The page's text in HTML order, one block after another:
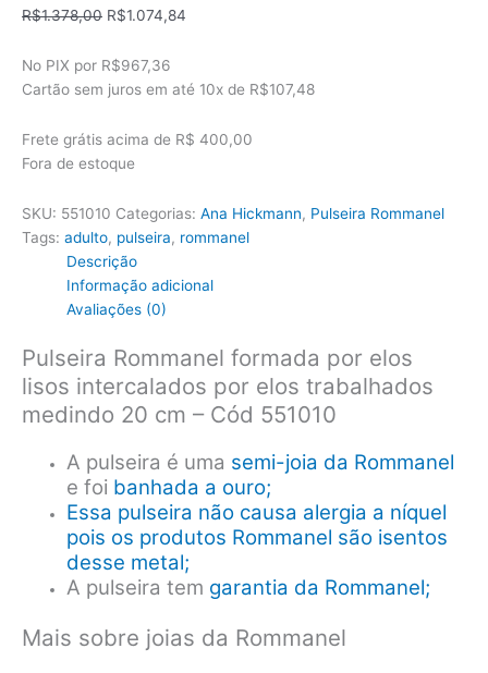
R$1.378,00 O
original
era:
R$1.074,84
é:
No PIX por R$967,36
Cartão sem juros em até 10x de R$107,48
Frete grátis acima de R$ 400,00
Fora de estoque
SKU: 551010 Categorias: Ana Hickmann, Pulseira Rommanel
Tags: adulto, pulseira, rommanel
Descrição
Informação adicional
Avaliações (0)
Pulseira Rommanel formada por elos
lisos intercalados por elos trabalhados
medindo 20 cm – Cód 551010
A pulseira é uma semi-joia da Rommanel
e foi banhada a ouro;
Essa pulseira não causa alergia a níquel
pois os produtos Rommanel são isentos
desse metal;
A pulseira tem garantia da Rommanel;
Mais sobre joias da Rommanel